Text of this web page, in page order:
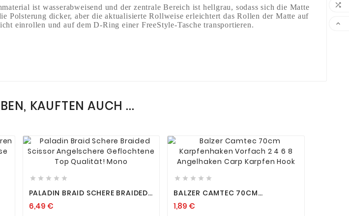
ist wasserabweisend und der zentrale Bereich ist hellgrau, sodass sich die Matte
dicker, aber die aktualisierte Rollweise erleichtert das Rollen der Matte auf
einrollen und auf dem D-Ring einer FreeStyle-Tasche transportieren.
KAUFTEN AUCH ...
   
    
PALADIN BRAID SCHERE BRAIDED
GEFLOCHTENE TOP QUALITÄT!
6,49 €
   
    
BALZER CAMTEC 70CM
KARPFENHAKEN VORFACH 2 4 6 8
ANGELHAKEN CARP KARPFEN
1,89 €

